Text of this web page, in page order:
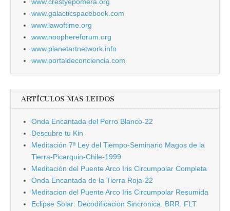
www.crestyepomera.org
www.galacticspacebook.com
www.lawoftime.org
www.noophereforum.org
www.planetartnetwork.info
www.portaldeconciencia.com
ARTÍCULOS MAS LEIDOS
Onda Encantada del Perro Blanco-22
Descubre tu Kin
Meditación 7ª Ley del Tiempo-Seminario Magos de la
Tierra-Picarquin-Chile-1999
Meditación del Puente Arco Iris Circumpolar Completa
Onda Encantada de la Tierra Roja-22
Meditacion del Puente Arco Iris Circumpolar Resumida
Eclipse Solar: Decodificacion Sincronica. BRR. FLT